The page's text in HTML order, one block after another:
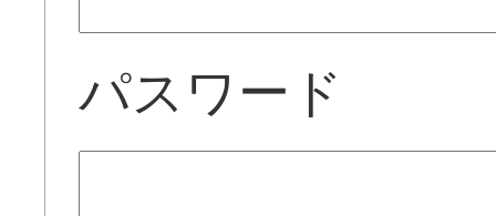
パスワード